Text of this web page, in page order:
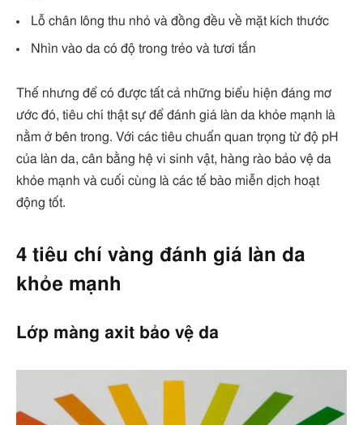
Lỗ chân lông thu nhỏ và đồng đều về mặt kích thước
Nhìn vào da có độ trong trẻo và tươi tắn
Thế nhưng để có được tất cả những biểu hiện đáng mơ
ước đó, tiêu chí thật sự để đánh giá làn da khỏe mạnh là
nằm ở bên trong. Với các tiêu chuẩn quan trọng từ độ pH
của làn da, cân bằng hệ vi sinh vật, hàng rào bảo vệ da
khỏe mạnh và cuối cùng là các tế bào miễn dịch hoạt
động tốt.
4 tiêu chí vàng đánh giá làn da
khỏe mạnh
Lớp màng axit bảo vệ da